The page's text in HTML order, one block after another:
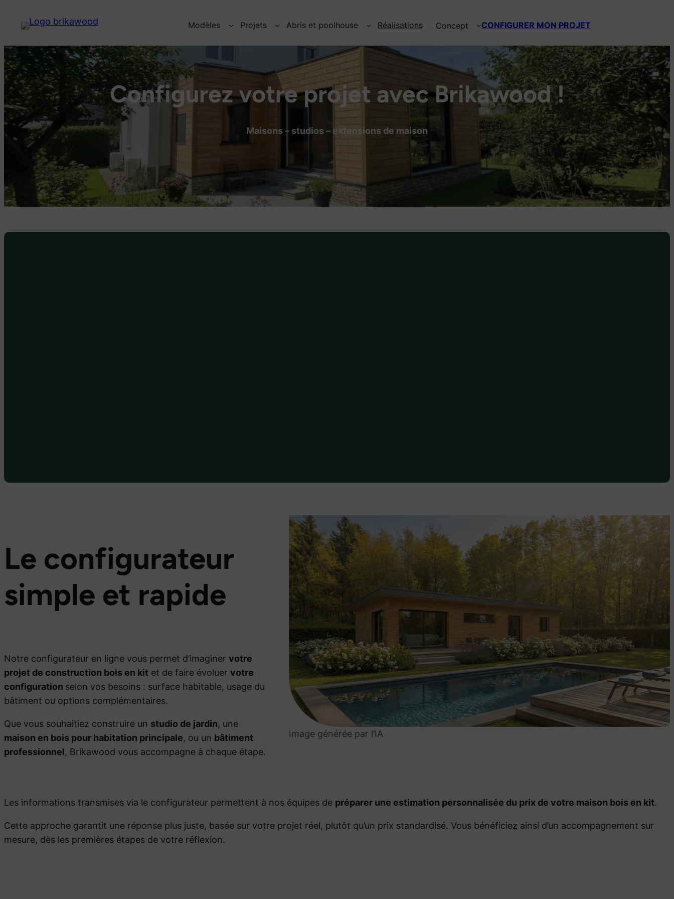
Modèles Projets Abris et poolhouse Réalisations Concept CONFIGURER MON PROJET
Configurez votre projet avec Brikawood !
Maisons – studios – extensions de maison
Le configurateur
simple et rapide
Notre configurateur en ligne vous permet d’imaginer votre
projet de construction bois en kit et de faire évoluer votre
configuration selon vos besoins : surface habitable, usage du
bâtiment ou options complémentaires.
Que vous souhaitiez construire un studio de jardin, une
maison en bois pour habitation principale, ou un bâtiment
professionnel, Brikawood vous accompagne à chaque étape.
Image générée par l’IA
Les informations transmises via le configurateur permettent à nos équipes de préparer une estimation personnalisée du prix de votre maison bois en kit.
Cette approche garantit une réponse plus juste, basée sur votre projet réel, plutôt qu’un prix standardisé. Vous bénéficiez ainsi d’un accompagnement sur
mesure, dès les premières étapes de votre réflexion.